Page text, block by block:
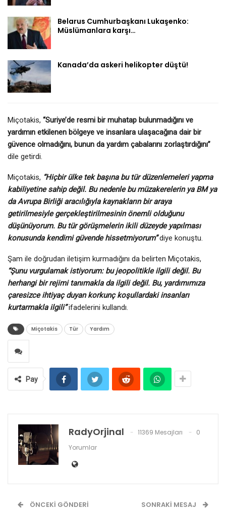
Belarus Cumhurbaşkanı Lukaşenko:
Müslümanlara karşı…
Kanada’da askeri helikopter düştü!
Miçotakis, “Suriye’de resmi bir muhatap bulunmadığını ve
yardımın etkilenen bölgeye ve insanlara ulaşacağına dair bir
güvence olmadığını, bunun da yardım çabalarını zorlaştırdığını”
dile getirdi.
Miçotakis, “Hiçbir ülke tek başına bu tür düzenlemeleri yapma
kabiliyetine sahip değil. Bu nedenle bu müzakerelerin ya BM ya
da Avrupa Birliği aracılığıyla kaynakların bir araya
getirilmesiyle gerçekleştirilmesinin önemli olduğunu
düşünüyorum. Bu tür görüşmelerin ikili düzeyde yapılması
konusunda kendimi güvende hissetmiyorum”diye konuştu.
Şam ile doğrudan iletişim kurmadığını da belirten Miçotakis,
“Şunu vurgulamak istiyorum: bu jeopolitikle ilgili değil. Bu
herhangi bir rejimi tanımakla da ilgili değil. Bu, yardımımıza
çaresizce ihtiyaç duyan korkunç koşullardaki insanları
kurtarmakla ilgili”ifadelerini kullandı.
Miçotakis Tür Yardım
Pay
RadyOrjinal 11369 Mesajları
0
Yorumlar
ÖNCEKI GÖNDERI SONRAKI MESAJ